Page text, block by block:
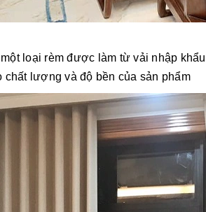
loại rèm được làm từ vải nhập
chất lượng và độ bền của sản phẩm